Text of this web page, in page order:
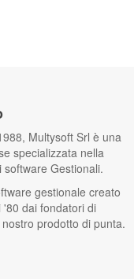
Multysoft Srl è una
specializzata nella
software Gestionali.
gestionale creato
'80 dai fondatori di
prodotto di punta.